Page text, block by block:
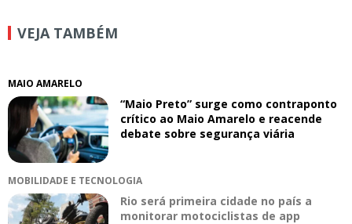
VEJA TAMBÉM
MAIO AMARELO
“Maio Preto” surge como contraponto
crítico ao Maio Amarelo e reacende
debate sobre segurança viária
MOBILIDADE E TECNOLOGIA
Rio será primeira cidade no país a
monitorar motociclistas de app